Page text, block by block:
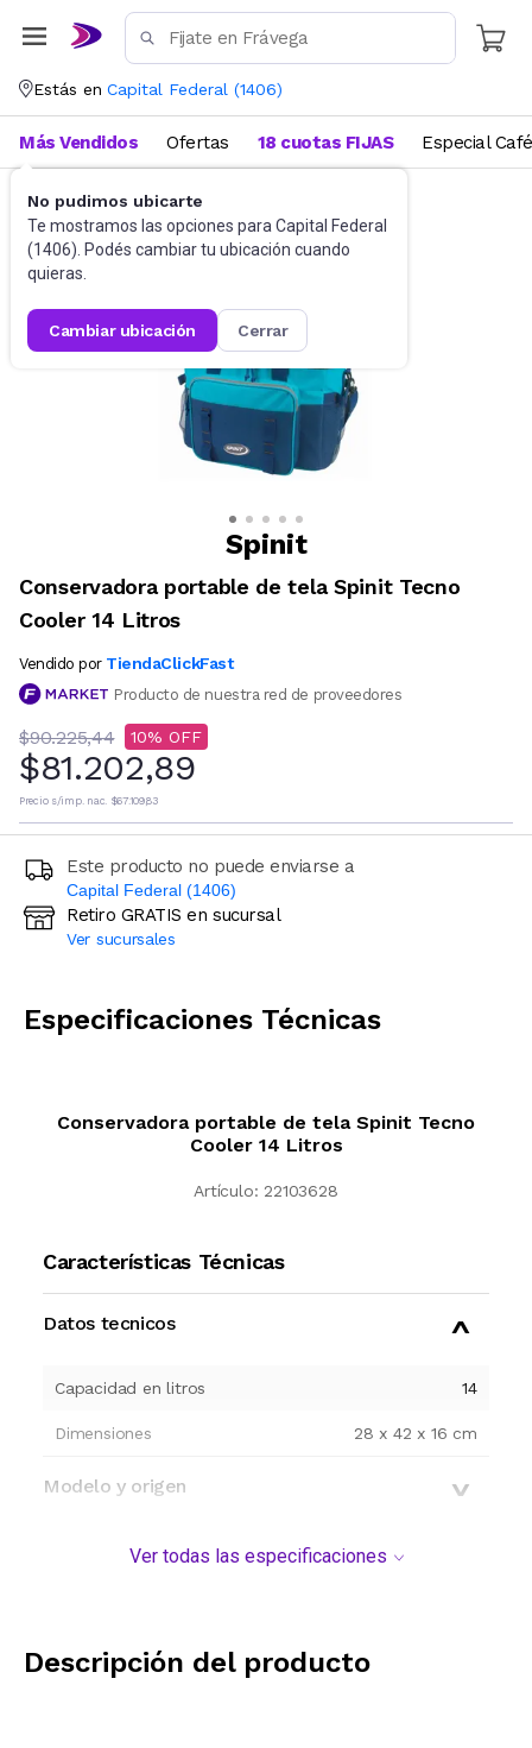
Estás en Capital Federal (1406)
No pudimos ubicarte
Te mostramos las opciones para Capital Federal
(1406). Podés cambiar tu ubicación cuando
quieras.
cambiar ubicación cerrar
Más Vendidos Ofertas 18 cuotas FIJAS Especial Café
Camping y Aire Libre
Spinit
Conservadora portable de tela Spinit Tecno
Cooler 14 Litros
Vendido por TiendaClickFast
Producto de nuestra red de proveedores
$90.225,44 10
$81.202,89
Precio s/imp. nac. $67.109,83
Este producto no puede enviarse a
Capital Federal (1406)
Ingresá código postal (sólo números)
Retiro GRATIS en sucursal
Ver sucursales
Especificaciones Técnicas
Conservadora portable de tela Spinit Tecno
Cooler 14 Litros
Artículo: 22103628
Características Técnicas
Datos tecnicos
Capacidad en litros 14
Dimensiones 28 x 42 x 16 cm
Modelo y origen
Ver todas las especificaciones
Descripción del producto